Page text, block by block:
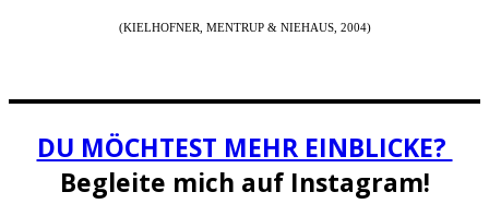
(KIELHOFNER, MENTRUP & NIEHAUS, 2004)
DU MÖCHTEST MEHR EINBLICKE?
Begleite mich auf Instagram!